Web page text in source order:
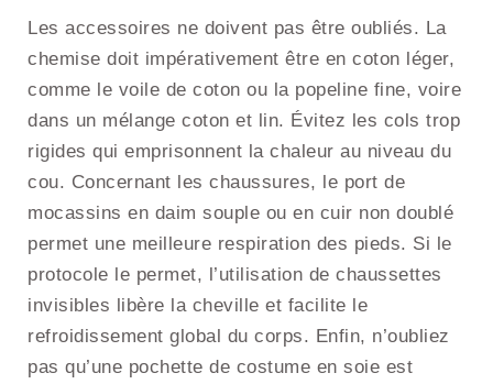
Les accessoires ne doivent pas être oubliés. La
chemise doit impérativement être en coton léger,
comme le voile de coton ou la popeline fine, voire
dans un mélange coton et lin. Évitez les cols trop
rigides qui emprisonnent la chaleur au niveau du
cou. Concernant les chaussures, le port de
mocassins en daim souple ou en cuir non doublé
permet une meilleure respiration des pieds. Si le
protocole le permet, l’utilisation de chaussettes
invisibles libère la cheville et facilite le
refroidissement global du corps. Enfin, n’oubliez
pas qu’une pochette de costume en soie est